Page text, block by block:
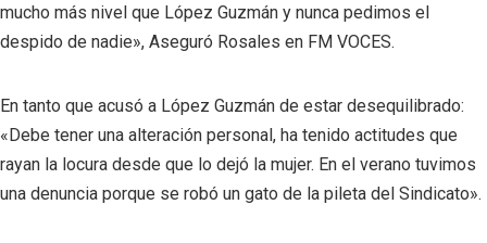
mucho más nivel que López Guzmán y nunca pedimos el
despido de nadie», Aseguró Rosales en FM VOCES.
En tanto que acusó a López Guzmán de estar desequilibrado:
«Debe tener una alteración personal, ha tenido actitudes que
rayan la locura desde que lo dejó la mujer. En el verano tuvimos
una denuncia porque se robó un gato de la pileta del Sindicato».